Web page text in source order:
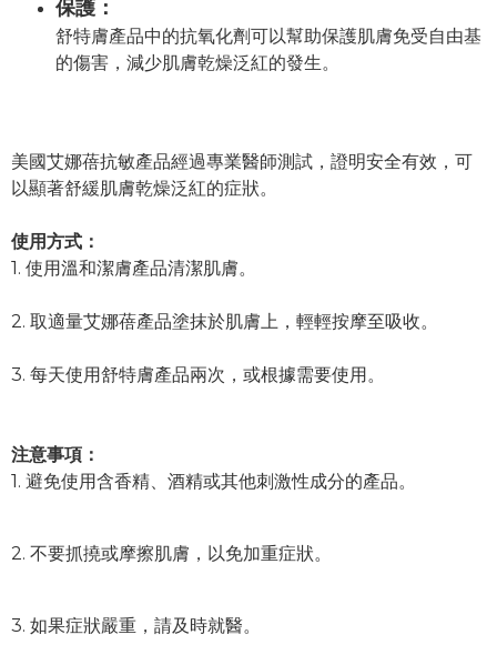
保護：
舒特膚產品中的抗氧化劑可以幫助保護肌膚免受自由基
的傷害，減少肌膚乾燥泛紅的發生。
美國艾娜蓓抗敏產品經過專業醫師測試，證明安全有效，可
以顯著舒緩肌膚乾燥泛紅的症狀。
使用方式：
1. 使用溫和潔膚產品清潔肌膚。
2. 取適量艾娜蓓產品塗抹於肌膚上， 輕輕按摩至吸收。
3. 每天使用舒特膚產品兩次， 或根據需要使用。
注意事項：
1. 避免使用含香精、酒精或其他刺激性成分的產品。
2. 不要抓撓或摩擦肌膚， 以免加重症狀。
3. 如果症狀嚴重，請及時就醫。